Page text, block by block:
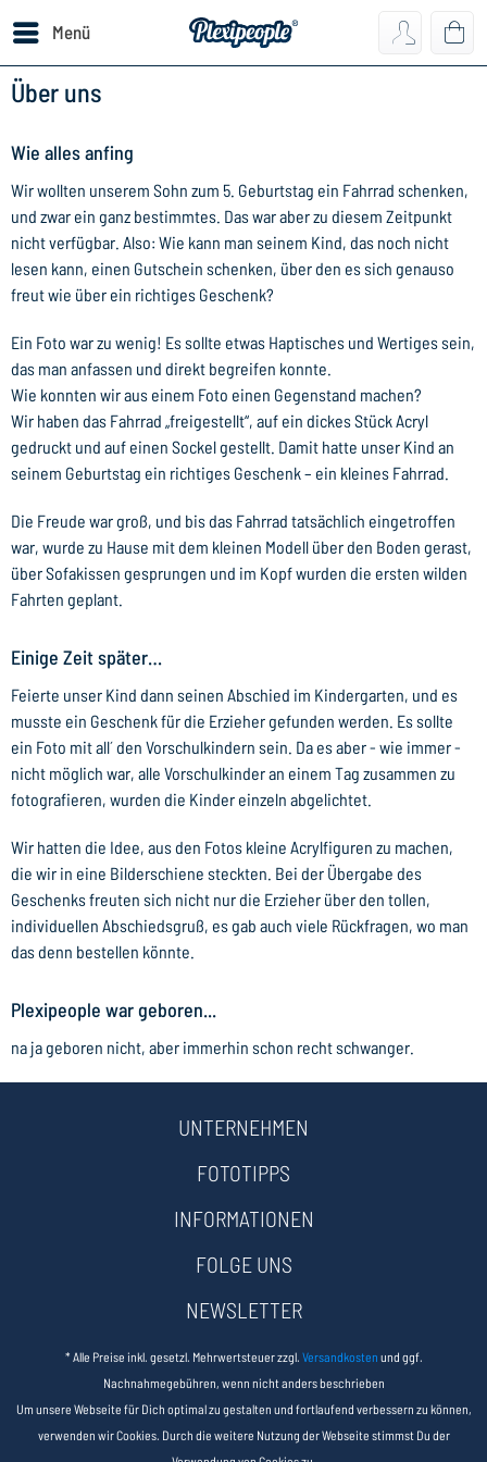
Menü
Über uns
Wie alles anfing
Wir wollten unserem Sohn zum 5. Geburtstag ein Fahrrad schenken,
und zwar ein ganz bestimmtes. Das war aber zu diesem Zeitpunkt
nicht verfügbar. Also: Wie kann man seinem Kind, das noch nicht
lesen kann, einen Gutschein schenken, über den es sich genauso
freut wie über ein richtiges Geschenk?
Ein Foto war zu wenig! Es sollte etwas Haptisches und Wertiges sein,
das man anfassen und direkt begreifen konnte.
Wie konnten wir aus einem Foto einen Gegenstand machen?
Wir haben das Fahrrad „freigestellt“, auf ein dickes Stück Acryl
gedruckt und auf einen Sockel gestellt. Damit hatte unser Kind an
seinem Geburtstag ein richtiges Geschenk – ein kleines Fahrrad.
Die Freude war groß, und bis das Fahrrad tatsächlich eingetroffen
war, wurde zu Hause mit dem kleinen Modell über den Boden gerast,
über Sofakissen gesprungen und im Kopf wurden die ersten wilden
Fahrten geplant.
Einige Zeit später…
Feierte unser Kind dann seinen Abschied im Kindergarten, und es
musste ein Geschenk für die Erzieher gefunden werden. Es sollte
ein Foto mit all´ den Vorschulkindern sein. Da es aber - wie immer -
nicht möglich war, alle Vorschulkinder an einem Tag zusammen zu
fotografieren, wurden die Kinder einzeln abgelichtet.
Wir hatten die Idee, aus den Fotos kleine Acrylfiguren zu machen,
die wir in eine Bilderschiene steckten. Bei der Übergabe des
Geschenks freuten sich nicht nur die Erzieher über den tollen,
individuellen Abschiedsgruß, es gab auch viele Rückfragen, wo man
das denn bestellen könnte.
Plexipeople war geboren...
na ja geboren nicht, aber immerhin schon recht schwanger.
UNTERNEHMEN
FOTOTIPPS
INFORMATIONEN
FOLGE UNS
NEWSLETTER
* Alle Preise inkl. gesetzl. Mehrwertsteuer zzgl. Versandkosten und ggf.
Nachnahmegebühren, wenn nicht anders beschrieben
Um unsere Webseite für Dich optimal zu gestalten und fortlaufend verbessern zu können,
verwenden wir Cookies. Durch die weitere Nutzung der Webseite stimmst Du der